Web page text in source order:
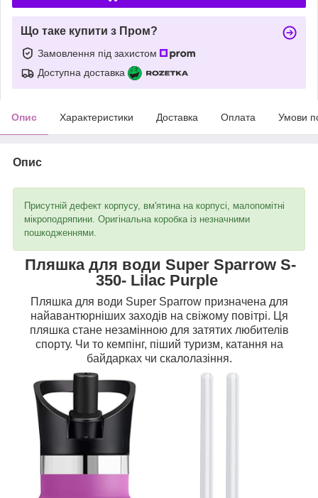
Що таке купити з Пром?
Замовлення під захистом
Доступна доставка
Опис Характеристики Доставка Оплата Умови
Опис
Присутній дефект корпусу, вм'ятина на корпусі, малопомітні
мікроподряпини. Оригінальна коробка із незначними
пошкодженнями.
Пляшка для води Super Sparrow S-
350- Lilac Purple
Пляшка для води Super Sparrow призначена для
найавантюрніших заходів на свіжому повітрі. Ця
пляшка стане незамінною для затятих любителів
спорту. Чи то кемпінг, піший туризм, катання на
байдарках чи скалолазіння.